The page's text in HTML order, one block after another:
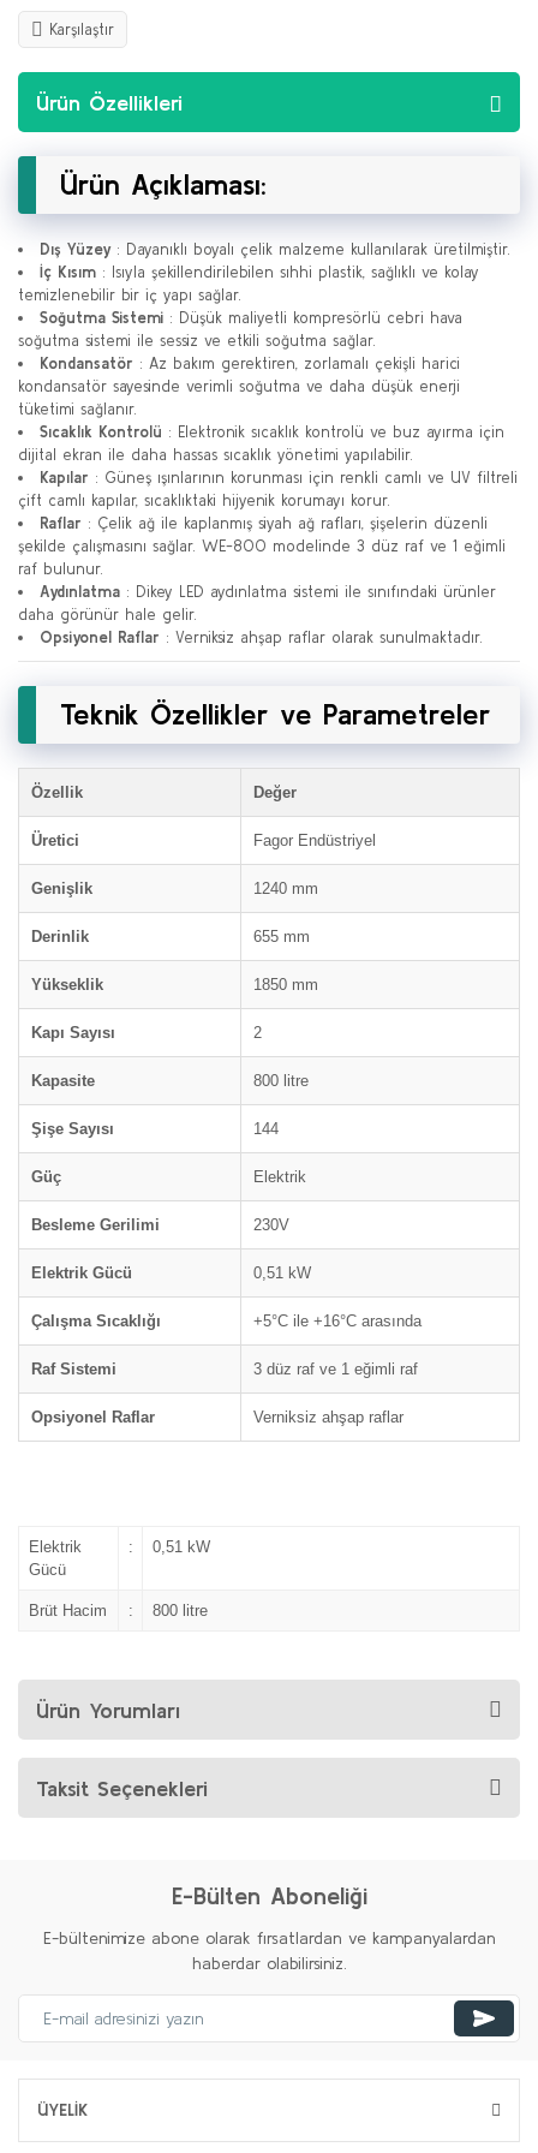
Karşılaştır
Ürün Özellikleri
Ürün Açıklaması:
Dış Yüzey: Dayanıklı boyalı çelik malzeme kullanılarak üretilmiştir.
İç Kısım : Isıyla şekillendirilebilen sıhhi plastik, sağlıklı ve kolay
temizlenebilir bir iç yapı sağlar.
Soğutma Sistemi : Düşük maliyetli kompresörlü cebri hava
soğutma sistemi ile sessiz ve etkili soğutma sağlar.
Kondansatör : Az bakım gerektiren, zorlamalı çekişli harici
kondansatör sayesinde verimli soğutma ve daha düşük enerji
tüketimi sağlanır.
Sıcaklık Kontrolü : Elektronik sıcaklık kontrolü ve buz ayırma için
dijital ekran ile daha hassas sıcaklık yönetimi yapılabilir.
Kapılar : Güneş ışınlarının korunması için renkli camlı ve UV filtreli
çift camlı kapılar, sıcaklıktaki hijyenik korumayı korur.
Raflar : Çelik ağ ile kaplanmış siyah ağ rafları, şişelerin düzenli
şekilde çalışmasını sağlar. WE-800 modelinde 3 düz raf ve 1 eğimli
raf bulunur.
Aydınlatma : Dikey LED aydınlatma sistemi ile sınıfındaki ürünler
daha görünür hale gelir.
Opsiyonel Raflar : Verniksiz ahşap raflar olarak sunulmaktadır.
Teknik Özellikler ve Parametreler
Özellik Değer
Üretici Fagor Endüstriyel
Genişlik 1240 mm
Derinlik 655 mm
Yükseklik 1850 mm
Kapı Sayısı 2
Kapasite 800 litre
Şişe Sayısı 144
Güç Elektrik
Besleme Gerilimi 230V
Elektrik Gücü 0,51 kW
Çalışma Sıcaklığı +5°C ile +16°C arasında
Raf Sistemi 3 düz raf ve 1 eğimli raf
Opsiyonel Raflar Verniksiz ahşap raflar
Elektrik
Gücü
: 0,51 kW
Brüt Hacim : 800 litre
Ürün Yorumları
Taksit Seçenekleri
E-Bülten Aboneliği
E-bültenimize abone olarak fırsatlardan ve kampanyalardan
haberdar olabilirsiniz.
ÜYELİK